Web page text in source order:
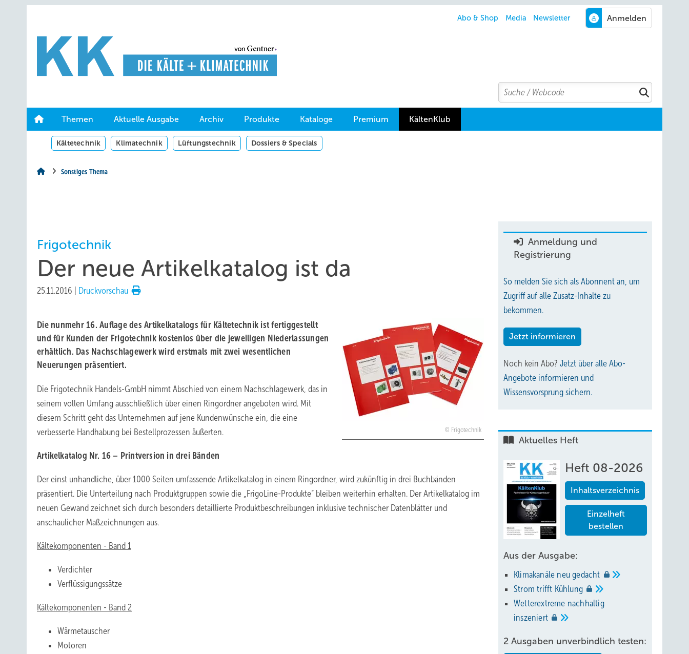
Hauptinhalt
Hauptmenü
Abo & Shop Media Newsletter
Search
Suchen
Themen Aktuelle Ausgabe Archiv Produkte Kataloge Premium KältenKlub
Kältetechnik Klimatechnik Lüftungstechnik Dossiers & Specials
Sonstiges Thema
Frigotechnik
Der neue Artikelkatalog ist da
25.11.2016 Druckvorschau
Frigotechnik
Die nunmehr 16. Auflage des Artikelkatalogs für Kältetechnik ist fertiggestellt
und für Kunden der Frigotechnik kostenlos über die jeweiligen Niederlassungen
erhältlich. Das Nachschlagewerk wird erstmals mit zwei wesentlichen
Neuerungen präsentiert.
Die Frigotechnik Handels-GmbH nimmt Abschied von einem Nachschlagewerk, das in
seinem vollen Umfang ausschließlich über einen Ringordner angeboten wird. Mit
diesem Schritt geht das Unternehmen auf jene Kundenwünsche ein, die eine
verbesserte Handhabung bei Bestellprozessen äußerten.
Artikelkatalog Nr. 16 – Printversion in drei Bänden
Der einst unhandliche, über 1000 Seiten umfassende Artikelkatalog in einem Ringordner, wird zukünftig in drei Buchbänden
präsentiert. Die Unterteilung nach Produktgruppen sowie die „FrigoLine-Produkte“ bleiben weiterhin erhalten. Der Artikelkatalog im
neuen Gewand zeichnet sich durch besonders detaillierte Produktbeschreibungen inklusive technischer Datenblätter und
anschaulicher Maßzeichnungen aus.
Kältekomponenten - Band 1
Verdichter
Verflüssigungssätze
Kältekomponenten - Band 2
Wärmetauscher
Motoren
Anmeldung und
Registrierung
So melden Sie sich als Abonnent an, um
Zugriff auf alle Zusatz-Inhalte zu
bekommen.
Jetzt informieren
Noch kein Abo? Jetzt über alle Abo-
Angebote informieren und
Wissensvorsprung sichern.
Aktuelles Heft
Heft 08-2026
Inhaltsverzeichnis
Einzelheft
bestellen
Aus der Ausgabe:
Klimakanäle neugedacht
Strom trifft Kühlung
Wetterextreme nachhaltig
inszeniert
2 Ausgaben unverbindlich testen: